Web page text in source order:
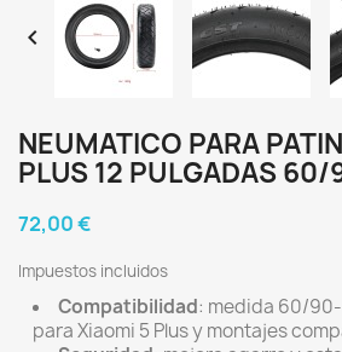

NEUMATICO PARA
PLUS 12 PULGADAS
72,00 €
Impuestos incluidos
Compatibilidad: medida 60/
para Xiaomi 5 Plus y montajes